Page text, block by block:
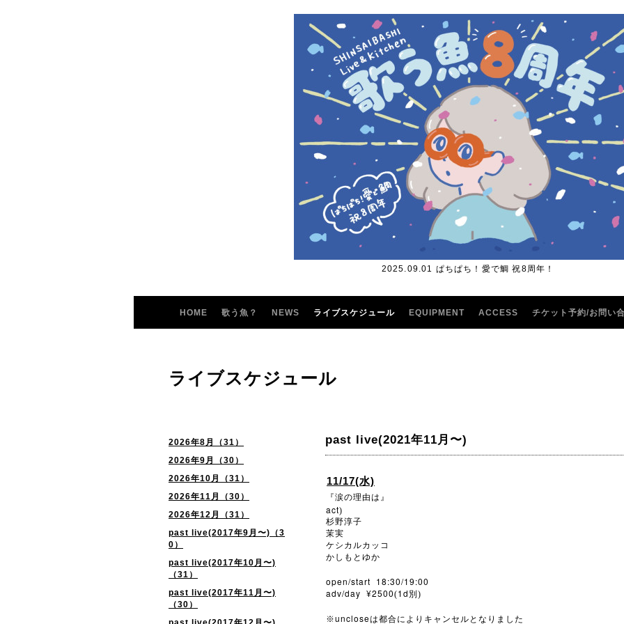
2025.09.01 ぱちぱち！愛で鯛 祝8周年！
HOME 歌う魚？ NEWS ライブスケジュール EQUIPMENT ACCESS チケット予約/お問い
2026年8月（31）
2026年9月（30）
2026年10月（31）
2026年11月（30）
2026年12月（31）
past live(2017年9月〜)（3
0）
past live(2017年10月〜)
（31）
past live(2017年11月〜)
（30）
ライブスケジュール
past live(2021年11月〜)
11/17(水)
『涙の理由は』
act)
杉野淳子
茉実
ケシカルカッコ
かしもとゆか
open/start 18:30/19:00
adv/day ¥2500(1d 別)
※uncloseは都合によりキャンセルとなりました